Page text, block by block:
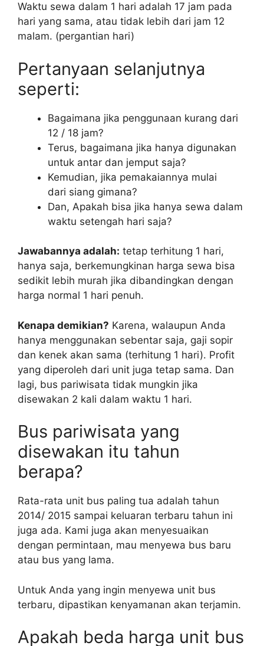
Waktu sewa dalam 1 hari adalah 17 jam pada
hari yang sama, atau tidak lebih dari jam 12
malam. (pergantian hari)
Pertanyaan selanjutnya
seperti:
Bagaimana jika penggunaan kurang dari
12 / 18 jam?
Terus, bagaimana jika hanya digunakan
untuk antar dan jemput saja?
Kemudian, jika pemakaiannya mulai
dari siang gimana?
Dan, Apakah bisa jika hanya sewa dalam
waktu setengah hari saja?
Jawabannya adalah: tetap terhitung 1 hari,
hanya saja, berkemungkinan harga sewa bisa
sedikit lebih murah jika dibandingkan dengan
harga normal 1 hari penuh.
Kenapa demikian? Karena, walaupun Anda
hanya menggunakan sebentar saja, gaji sopir
dan kenek akan sama (terhitung 1 hari). Profit
yang diperoleh dari unit juga tetap sama. Dan
lagi, bus pariwisata tidak mungkin jika
disewakan 2 kali dalam waktu 1 hari.
Bus pariwisata yang
disewakan itu tahun
berapa?
Rata-rata unit bus paling tua adalah tahun
2014/ 2015 sampai keluaran terbaru tahun ini
juga ada. Kami juga akan menyesuaikan
dengan permintaan, mau menyewa bus baru
atau bus yang lama.
Untuk Anda yang ingin menyewa unit bus
terbaru, dipastikan kenyamanan akan terjamin.
Apakah beda harga unit bus